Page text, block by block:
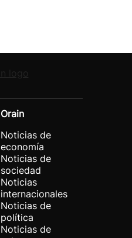
Orain
Noticias de
economía
Noticias de
sociedad
Noticias
internacionales
Noticias de
política
Noticias de